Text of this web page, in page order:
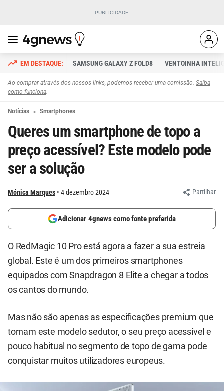
SAMSUNG GALAXY Z FOLD8 VENTOINHA
Ao comprar através dos nossos links, podemos receber uma comissão. Saiba
como funciona.
Notícias Smartphones
Queres um smartphone de topo a
preço acessível? Este modelo pode
ser a solução
Mónica Marques 4 dezembro 2024 Partilhar
Adicionar 4gnews como fonte preferida
O RedMagic 10 Pro está agora a fazer a sua estreia
global. Este é um dos primeiros smartphones
equipados com Snapdragon 8 Elite a chegar a todos
os cantos do mundo.
Mas não são apenas as especificações premium que
tornam este modelo sedutor, o seu preço acessível e
pouco habitual no segmento de topo de gama pode
conquistar muitos utilizadores europeus.